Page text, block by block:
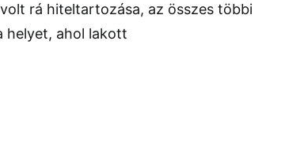
rá hiteltartozása, az összes többi
helyet, ahol lakott